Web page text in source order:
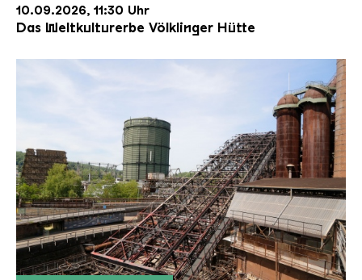
10.09.2026, 11:30 Uhr
Das Weltkulturerbe Völklinger Hütte